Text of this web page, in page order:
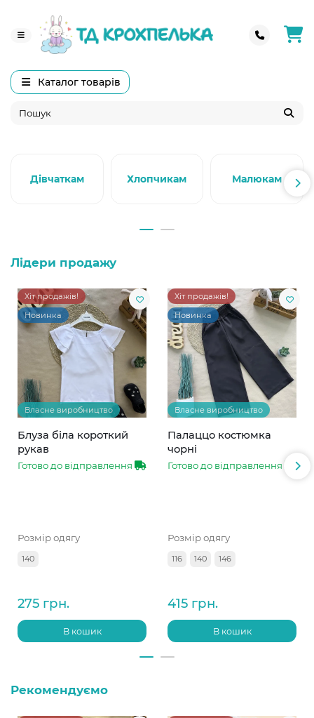
Каталог товарів
Дівчаткам Хлопчикам Малюкам
Лідери продажу
Хіт продажів!
Новинка
Власне виробництво
Блуза біла короткий
рукав
Готово до відправлення
Розмір одягу
140
275 грн.
В кошик
Хіт продажів!
Новинка
Власне виробництво
Палаццо костюмка
чорні
Готово до відправлення
Розмір одягу
116 140 146
415 грн.
В кошик
Рекомендуємо